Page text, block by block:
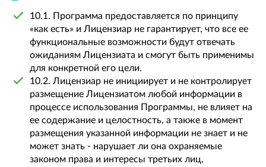
10.1. Программа предоставляется по принципу
«как есть» и Лицензиар не гарантирует, что все ее
функциональные возможности будут отвечать
ожиданиям Лицензиата и смогут быть применимы
для конкретной его цели.
10.2. Лицензиар не инициирует и не контролирует
размещение Лицензиатом любой информации в
процессе использования Программы, не влияет на
ее содержание и целостность, а также в момент
размещения указанной информации не знает и не
может знать - нарушает ли она охраняемые
законом права и интересы третьих лиц,